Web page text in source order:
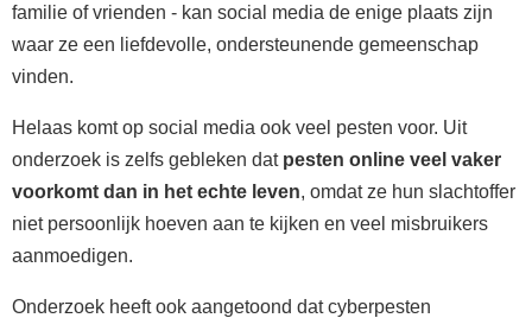
familie of vrienden - kan social media de enige plaats zijn
waar ze een liefdevolle, ondersteunende gemeenschap
vinden.
Helaas komt op social media ook veel pesten voor. Uit
onderzoek is zelfs gebleken dat pesten online veel vaker
voorkomt dan in het echte leven, omdat ze hun slachtoffer
niet persoonlijk hoeven aan te kijken en veel misbruikers
aanmoedigen.
Onderzoek heeft ook aangetoond dat cyberpesten